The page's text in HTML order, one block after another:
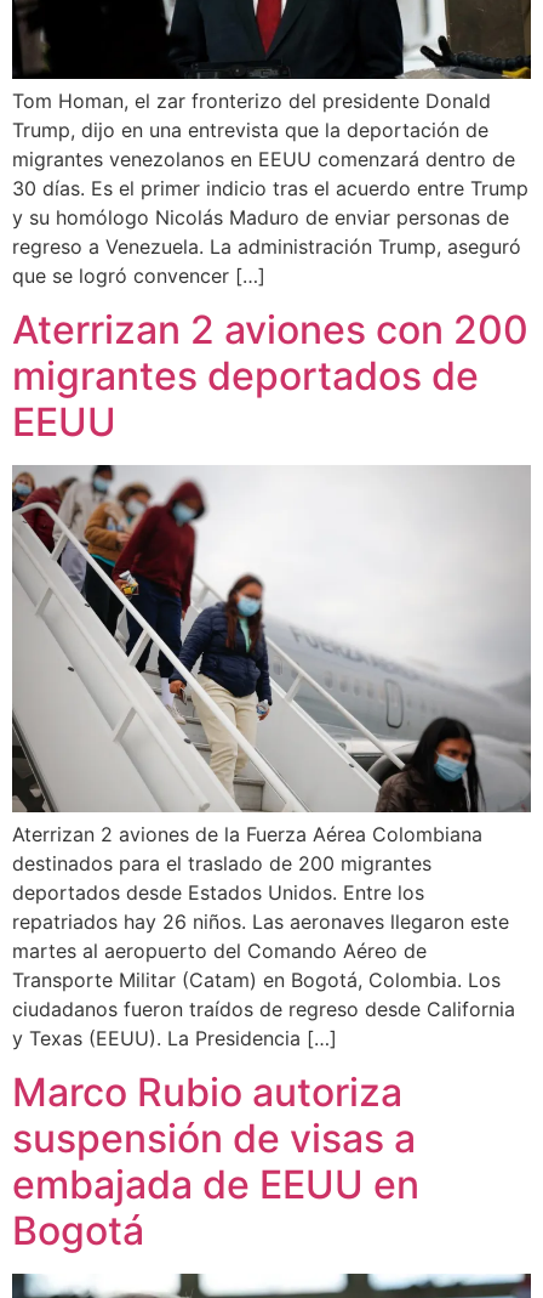
Tom Homan, el zar fronterizo del presidente Donald
Trump, dijo en una entrevista que la deportación de
migrantes venezolanos en EEUU comenzará dentro de
30 días. Es el primer indicio tras el acuerdo entre Trump
y su homólogo Nicolás Maduro de enviar personas de
regreso a Venezuela. La administración Trump, aseguró
que se logró convencer […]
Aterrizan 2 aviones con 200
migrantes deportados de
EEUU
Aterrizan 2 aviones de la Fuerza Aérea Colombiana
destinados para el traslado de 200 migrantes
deportados desde Estados Unidos. Entre los
repatriados hay 26 niños. Las aeronaves llegaron este
martes al aeropuerto del Comando Aéreo de
Transporte Militar (Catam) en Bogotá, Colombia. Los
ciudadanos fueron traídos de regreso desde California
y Texas (EEUU). La Presidencia […]
Marco Rubio autoriza
suspensión de visas a
embajada de EEUU en
Bogotá